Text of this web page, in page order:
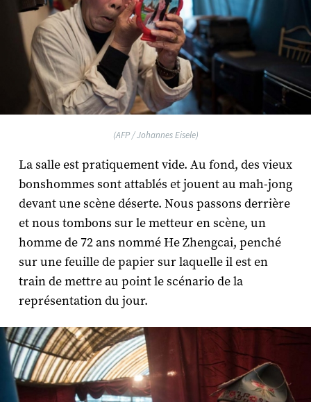
(AFP / Johannes Eisele)
La salle est pratiquement vide. Au fond, des vieux
bonshommes sont attablés et jouent au mah-jong
devant une scène déserte. Nous passons derrière
et nous tombons sur le metteur en scène, un
homme de 72 ans nommé He Zhengcai, penché
sur une feuille de papier sur laquelle il est en
train de mettre au point le scénario de la
représentation du jour.